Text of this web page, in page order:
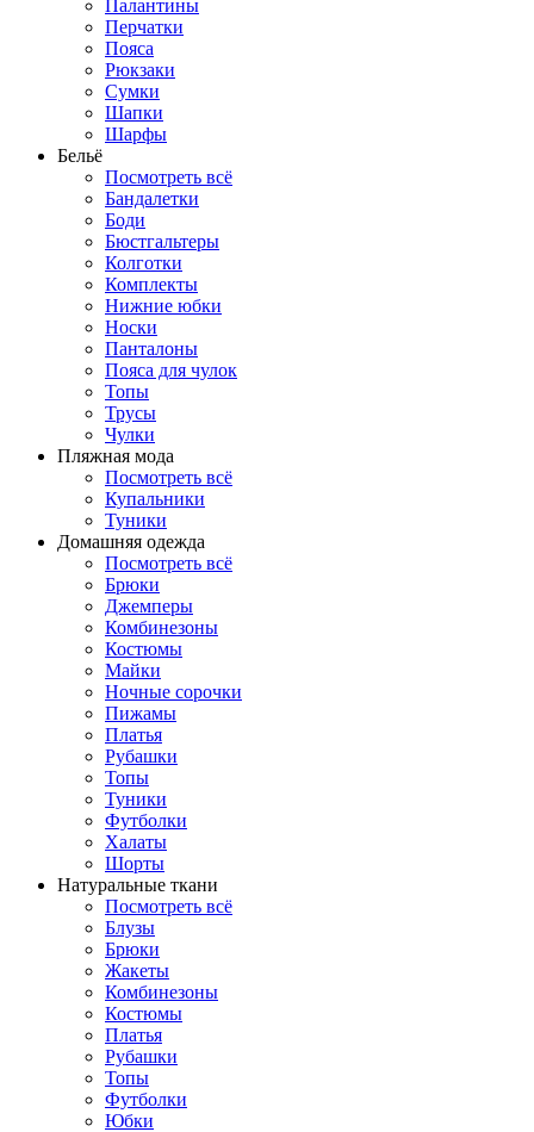
Палантины
Перчатки
Пояса
Рюкзаки
Сумки
Шапки
Шарфы
Бельё
Посмотреть всё
Бандалетки
Боди
Бюстгальтеры
Колготки
Комплекты
Нижние юбки
Носки
Панталоны
Поясa для чулок
Топы
Трусы
Чулки
Пляжная мода
Посмотреть всё
Купальники
Туники
Домашняя одежда
Посмотреть всё
Брюки
Джемперы
Комбинезоны
Костюмы
Майки
Ночные сорочки
Пижамы
Платья
Рубашки
Топы
Туники
Футболки
Халаты
Шорты
Натуральные ткани
Посмотреть всё
Блузы
Брюки
Жакеты
Комбинезоны
Костюмы
Платья
Рубашки
Топы
Футболки
Юбки